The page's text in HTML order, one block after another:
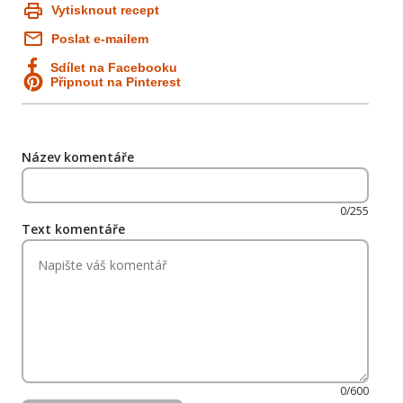
Vytisknout recept
Poslat e-mailem
Sdílet na Facebooku
Připnout na Pinterest
Název komentáře
0/255
Text komentáře
0/600